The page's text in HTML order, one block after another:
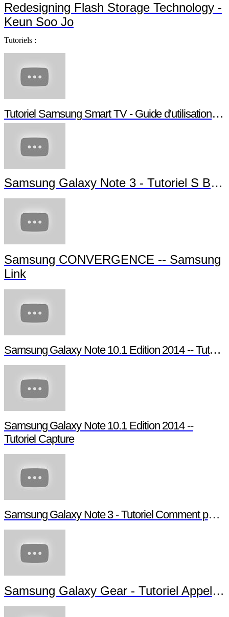
Redesigning Flash Storage Technology -
Keun Soo Jo
Tutoriels :
Tutoriel Samsung Smart TV - Guide d'utilisation Smart TV
Samsung Galaxy Note 3 - Tutoriel S Beam
Samsung CONVERGENCE -- Samsung
Link
Samsung Galaxy Note 10.1 Edition 2014 -- Tutoriel Pen Window
Samsung Galaxy Note 10.1 Edition 2014 --
Tutoriel Capture
Samsung Galaxy Note 3 - Tutoriel Comment paramétrer votre Note 3
Samsung Galaxy Gear - Tutoriel Appels et Messages